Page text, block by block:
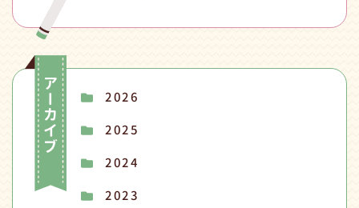
2026
2025
2024
2023